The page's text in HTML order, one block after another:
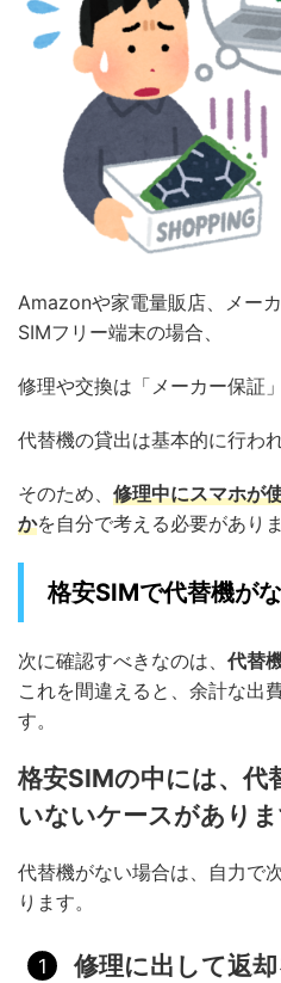
Amazonや家電量販店、メー
SIMフリー端末の場合、
修理や交換は「メーカー保証
代替機の貸出は基本的に行わ
そのため、 修理中にスマホが
かを自分で考える必要がありま
格安SIMで代替機が
次に確認すべきなのは、 代替
これを間違えると、余計な出
す。
格安SIMの中には、代
いないケースがありま
代替機がない場合は、自力で
ります。
修理に出して返